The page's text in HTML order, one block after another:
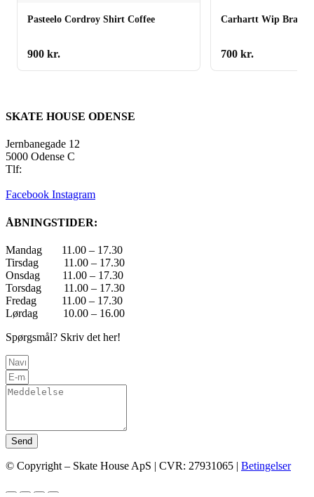
Pasteelo Cordroy Shirt Coffee
900 kr.
Carhartt Wip
700 kr.
SKATE HOUSE ODENSE
Jernbanegade 12
5000 Odense C
Tlf:
Facebook Instagram
ÅBNINGSTIDER:
Mandag 11.00 – 17.30
Tirsdag 11.00 – 17.30
Onsdag 11.00 – 17.30
Torsdag 11.00 – 17.30
Fredag 11.00 – 17.30
Lørdag 10.00 – 16.00
Spørgsmål? Skriv det her!
Send
© Copyright – Skate House ApS | CVR: 27931065 | Betingelser